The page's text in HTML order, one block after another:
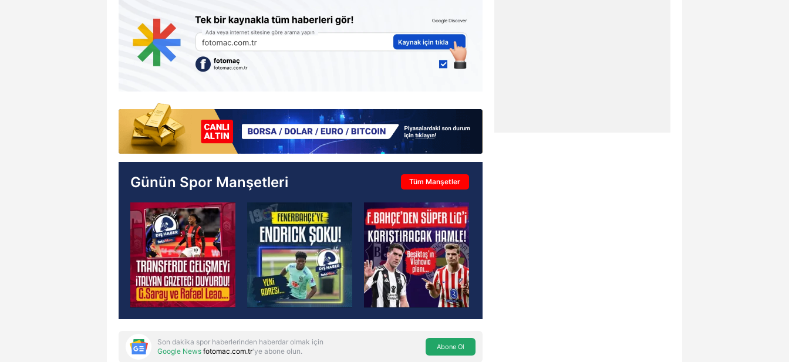
Günün Spor Manşetleri Tüm Manşetler
Son dakika spor haberlerinden haberdar olmak için
Google News fotomac.com.tr'ye abone olun. Abone Ol